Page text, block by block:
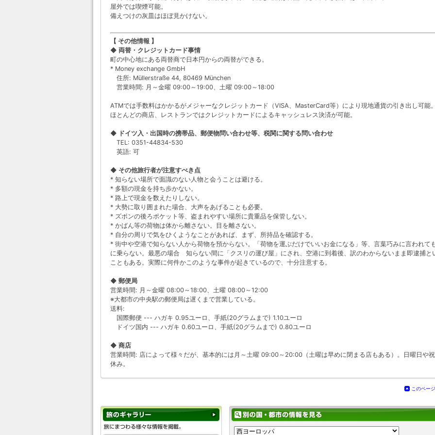
屋外では喫煙可能。
備えつけの灰皿はほぼ見かけない。
【 その他情報 】
◆ 両替・クレジットカード事情
町の中心地にある両替商で日本円からの両替ができる。
* Money exchange GmbH
住所: Müllerstraße 44, 80469 München
営業時間: 月～金曜 09:00～19:00、土曜 09:00～18:00
ATMでは手数料はかかるがメジャーなクレジットカード（VISA、MasterCard等）により現地通貨の引き出し可能
ほとんどの商店、レストランではクレジットカードによるキャッシュレス決済が可能。
◆ ドイツ入・出国時の携帯品、郵便物問い合わせ等、税関に関する問い合わせ
TEL: 0351-44834-530
英語: 可
◆ その他旅行者が注意すべき点
* 知らない場所で面識のない人物と会うことは避ける。
* 多額の現金を持ち歩かない。
* 路上で現金を数えたりしない。
* 大勢に取り囲まれた場合、大声をあげることも必要。
* ズボンの後ろポケット等、盗まれやすい場所に貴重品を保管しない。
* かばん等の荷物は体から離さない。目を離さない。
* 自分の周りで気をひくようなことがあれば、まず、所持品を確認する。
* 街中や空港で知らない人から荷物を預からない。「荷物を運ぶだけでいいお金になる」等、言葉巧みに言われて
に乗らない。最悪の場合 知らない間に「クスリの運び屋」にされ、空港に到着後、訳のわからないまま即逮捕と
こともある。実際に何件かこのような事件が起きているので、十分注意する。
◆ 郵便局
営業時間: 月～金曜 08:00～18:00、土曜 08:00～12:00
※大都市の中央駅の郵便局は遅くまで営業している。
送料:
国際郵便 --- ハガキ 0.95ユーロ、手紙(20グラムまで) 1.10ユーロ
ドイツ国内 --- ハガキ 0.60ユーロ、手紙(20グラムまで) 0.80ユーロ
◆ 商店
営業時間: 店によって様々だが、基本的には月～土曜 09:00～20:00（土曜は早めに閉まる店もある）。日曜日や
休み。
このペー